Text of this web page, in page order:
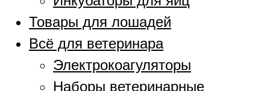
Товары для лошадей
Всё для ветеринара
Электрокоагуляторы
Наборы ветеринарные